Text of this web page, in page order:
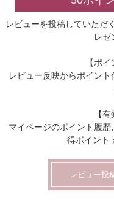
レビューを投稿していただ
レゼ
【ポ
レビュー反映からポイン
【
マイページのポイント履
得ポイント
レビュー投